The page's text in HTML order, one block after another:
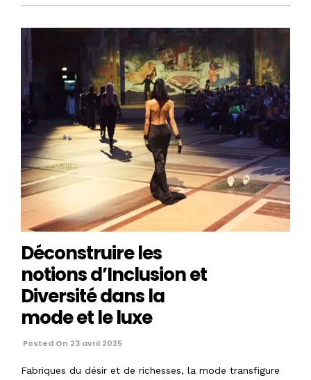
Déconstruire les
notions d’Inclusion et
Diversité dans la
mode et le luxe
Posted On 23 avril 2025
Fabriques du désir et de richesses, la mode transfigure